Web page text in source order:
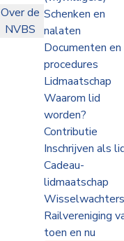
Over de
NVBS
Schenken en
nalaten
Documenten en
procedures
Lidmaatschap
Waarom lid
worden?
Contributie
Inschrijven als
Cadeau-
lidmaatschap
Wisselwachters
Railvereniging
toen en nu